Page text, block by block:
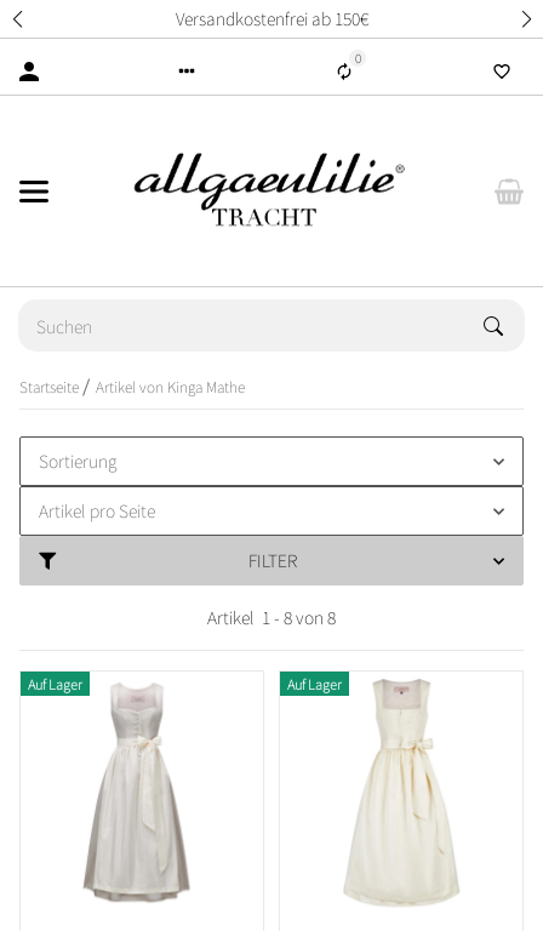
Versandkostenfrei ab 150€
0
Startseite Artikel von Kinga Mathe
FILTER
Sortierung
Artikel pro Seite
Artikel 1- 8von 8
Auf Lager Auf Lager